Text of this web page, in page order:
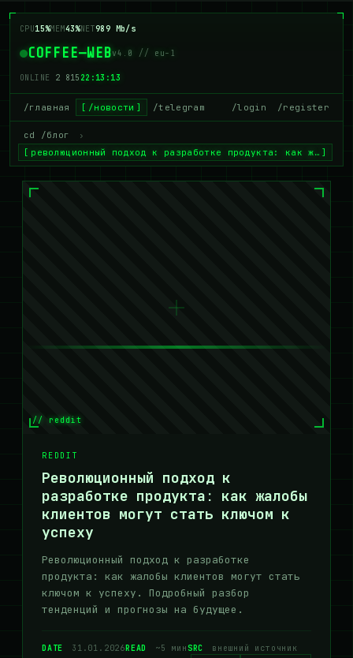
CPU15%MEM43%NET989 Mb/s
COFFEE—WEBv4.0 // eu-1
ONLINE 2 815 22:13:14
/главная /новости /telegram /login /register
cd /блог
›
революционный подход к разработке продукта: как ж…
// reddit
REDDIT
Революционный подход к
разработке продукта: как жалобы
клиентов могут стать ключом к
успеху
Революционный подход к разработке
продукта: как жалобы клиентов могут стать
ключом к успеху. Подробный разбор
тенденций и прогнозы на будущее.
DATE 31.01.2026READ ~5 минSRC
внешний источник